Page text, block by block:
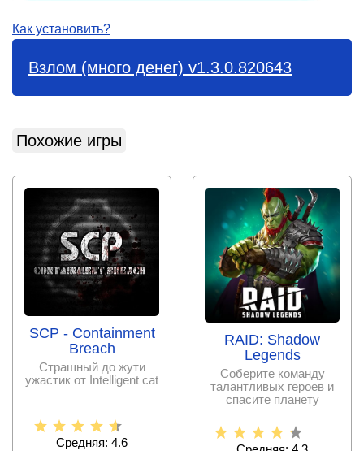
Как установить?
Взлом (много денег) v1.3.0.820643
Похожие игры
SCP - Containment
Breach
Страшный до жути
ужастик от Intelligent cat
Средняя: 4.6
RAID: Shadow
Legends
Соберите команду
талантливых героев и
спасите планету
проекте от